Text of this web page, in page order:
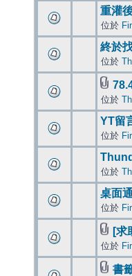
重灌
位於
終於
位於
位於
YT留
位於
位於
桌面
位於
[求
位於
書